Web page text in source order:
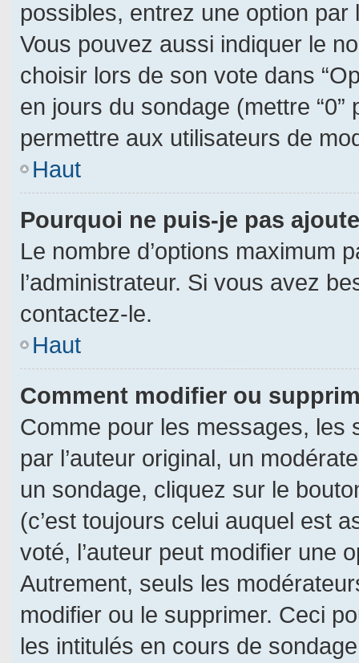
possibles, entrez une option
Vous pouvez aussi indiquer le
choisir lors de son vote dans
en jours du sondage (mettre
permettre aux utilisateurs de
Haut
Pourquoi ne puis-je pas
Le nombre d’options maximum
l’administrateur. Si vous avez
contactez-le.
Haut
Comment modifier ou
Comme pour les messages, les
par l’auteur original, un
un sondage, cliquez sur le
(c’est toujours celui auquel est
voté, l’auteur peut modifier une
Autrement, seuls les
modifier ou le supprimer. Ceci
les intitulés en cours de